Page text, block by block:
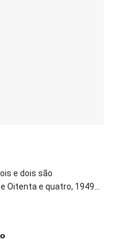
e dois são
Oitenta e quatro, 1949...